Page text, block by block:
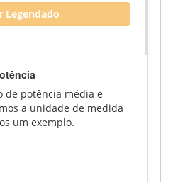
Legendado
de potência média e
a unidade de medida
um exemplo.